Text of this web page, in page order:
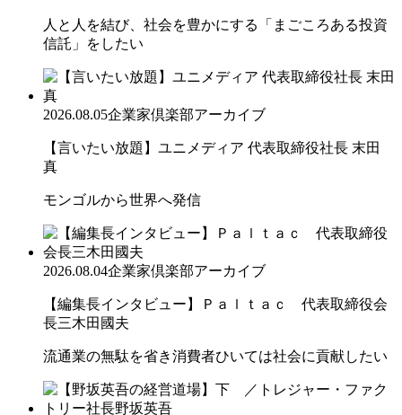
人と人を結び、社会を豊かにする「まごころある投資
信託」をしたい
2026.08.05企業家倶楽部アーカイブ
【言いたい放題】ユニメディア 代表取締役社長 末田
真
モンゴルから世界へ発信
2026.08.04企業家倶楽部アーカイブ
【編集長インタビュー】Ｐａｌｔａｃ 代表取締役会
長三木田國夫
流通業の無駄を省き消費者ひいては社会に貢献したい